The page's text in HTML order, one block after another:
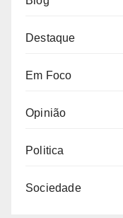
Destaque
Em Foco
Opinião
Politica
Sociedade